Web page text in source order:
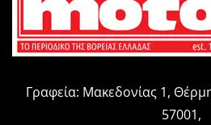
Γραφεία: Μακεδονίας 1,
57001,